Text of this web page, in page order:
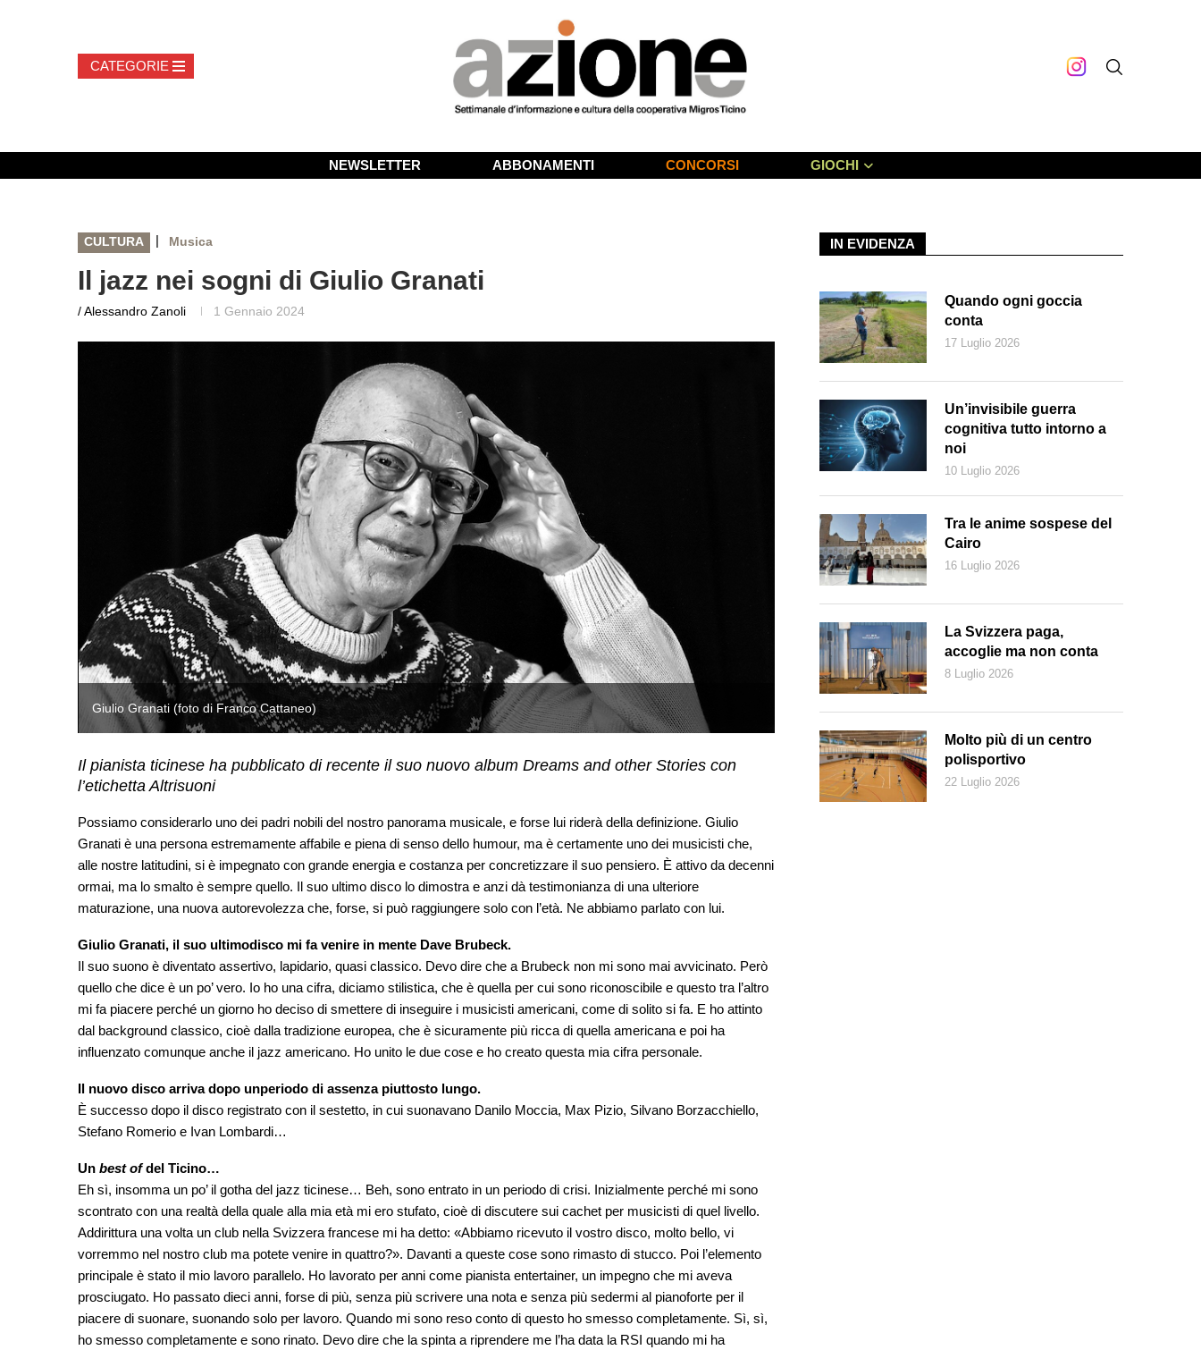
NEWSLETTER ABBONAMENTI CONCORSI GIOCHI
CULTURA | Musica
Il jazz nei sogni di Giulio Granati
/ Alessandro Zanoli 1 Gennaio 2024
Giulio Granati (foto di Franco Cattaneo) Giulio Granati (foto di Franco Cattaneo)
Il pianista ticinese ha pubblicato di recente il suo nuovo album Dreams and other Stories con
l’etichetta Altrisuoni
Possiamo considerarlo uno dei padri nobili del nostro panorama musicale, e forse lui riderà della definizione. Giulio
Granati è una persona estremamente affabile e piena di senso dello humour, ma è certamente uno dei musicisti che,
alle nostre latitudini, si è impegnato con grande energia e costanza per concretizzare il suo pensiero. È attivo da decenni
ormai, ma lo smalto è sempre quello. Il suo ultimo disco lo dimostra e anzi dà testimonianza di una ulteriore
maturazione, una nuova autorevolezza che, forse, si può raggiungere solo con l’età. Ne abbiamo parlato con lui.
Giulio Granati, il suo ultimodisco mi fa venire in mente Dave Brubeck.
Il suo suono è diventato assertivo, lapidario, quasi classico. Devo dire che a Brubeck non mi sono mai avvicinato. Però
quello che dice è un po’ vero. Io ho una cifra, diciamo stilistica, che è quella per cui sono riconoscibile e questo tra l’altro
mi fa piacere perché un giorno ho deciso di smettere di inseguire i musicisti americani, come di solito si fa. E ho attinto
dal background classico, cioè dalla tradizione europea, che è sicuramente più ricca di quella americana e poi ha
influenzato comunque anche il jazz americano. Ho unito le due cose e ho creato questa mia cifra personale.
Il nuovo disco arriva dopo unperiodo di assenza piuttosto lungo.
È successo dopo il disco registrato con il sestetto, in cui suonavano Danilo Moccia, Max Pizio, Silvano Borzacchiello,
Stefano Romerio e Ivan Lombardi…
Un best ofdel Ticino…
Eh sì, insomma un po’ il gotha del jazz ticinese… Beh, sono entrato in un periodo di crisi. Inizialmente perché mi sono
scontrato con una realtà della quale alla mia età mi ero stufato, cioè di discutere sui cachet per musicisti di quel livello.
Addirittura una volta un club nella Svizzera francese mi ha detto: «Abbiamo ricevuto il vostro disco, molto bello, vi
vorremmo nel nostro club ma potete venire in quattro?». Davanti a queste cose sono rimasto di stucco. Poi l’elemento
principale è stato il mio lavoro parallelo. Ho lavorato per anni come pianista entertainer, un impegno che mi aveva
prosciugato. Ho passato dieci anni, forse di più, senza più scrivere una nota e senza più sedermi al pianoforte per il
piacere di suonare, suonando solo per lavoro. Quando mi sono reso conto di questo ho smesso completamente. Sì, sì,
ho smesso completamente e sono rinato. Devo dire che la spinta a riprendere me l’ha data la RSI quando mi ha
IN EVIDENZA
Quando ogni goccia
conta
17 Luglio 2026
Un’invisibile guerra
cognitiva tutto intorno a
noi
10 Luglio 2026
Tra le anime sospese del
Cairo
16 Luglio 2026
La Svizzera paga,
accoglie ma non conta
8 Luglio 2026
Molto più di un centro
polisportivo
22 Luglio 2026